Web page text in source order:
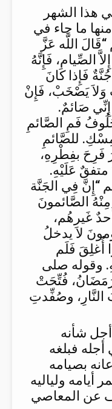
هذا الشهر
ما جاء في
اللَّه عَزَّ
الصِّيام، فَإِنَّهُ
فَإِذا كَانَ
وَلاَ يَصْخَبْ، فَإِنْ
إِنِّي صَائمٌ.
فَمِ الصَّائمِ
للصَّائمِ
فَرِحَ بفِطْرِهِ،
متفقٌ عَلَيْهِ.
“إِنَّ فِي الجَنَّة
مِنْهُ الصَّائمونَ
غَيرهُم،
لاَ يدخلُ
أُغلِقَ فَلَم
وقوله صلى
رَمَضَانُ، فُتِّحَتْ
النَّارِ، وصُفِّدتِ
شأنه
فبلغه
بصيامه
أيامه ولياليه
عن المعاصي